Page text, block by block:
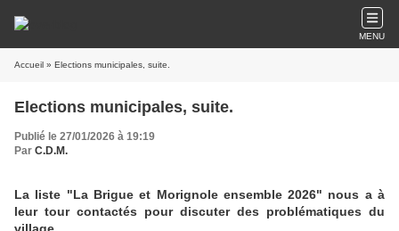
MENU
Accueil » Elections municipales, suite.
Elections municipales, suite.
Publié le 27/01/2026 à 19:19
Par C.D.M.
La liste "La Brigue et Morignole ensemble 2026" nous a à
leur tour contactés pour discuter des problématiques du